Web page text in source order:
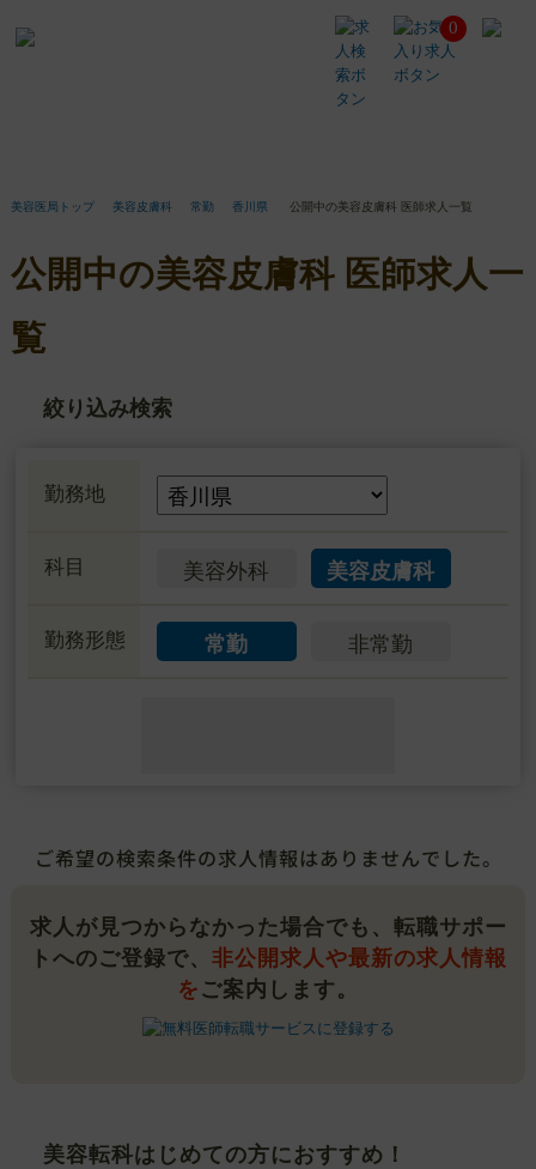
公
開
師
求
一
0
美容医局トップ 美容皮膚科 常勤 香川県 公開中の美容皮膚科 医師求人一覧
公開中の美容皮膚科 医師求人一
覧
絞り込み検索
勤務地
科目 美容外科 美容皮膚科
勤務形態 常勤 非常勤
ご希望の検索条件の求人情報はありませんでした。
求人が見つからなかった場合でも、転職サポー
トへのご登録で、 非公開求人や最新の求人情報
を ご案内します。
美容転科はじめての方におすすめ！